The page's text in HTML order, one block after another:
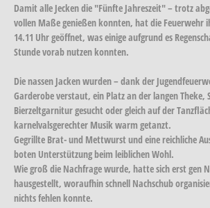
Damit alle Jecken die "Fünfte Jahreszeit" – trotz
vollen Maße genießen konnten, hat die Feuerwehr
14.11 Uhr geöffnet, was einige aufgrund es
Stunde vorab nutzen konnten.
Die nassen Jacken wurden – dank der
Garderobe verstaut, ein Platz an der langen Theke,
Bierzeltgarnitur gesucht oder gleich auf der
karnelvalsgerechter Musik warm getanzt.
Gegrillte Brat- und Mettwurst und eine reichliche
boten Unterstützung beim leiblichen Wohl.
Wie groß die Nachfrage wurde, hatte sich erst gen
hausgestellt, woraufhin schnell Nachschub
nichts fehlen konnte.